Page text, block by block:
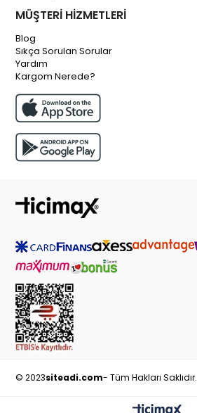
MÜŞTERİ HİZMETLERİ
Blog
Sıkça Sorulan Sorular
Yardım
Kargom Nerede?
© 2023siteadi.com- Tüm Hakları Saklıdır.